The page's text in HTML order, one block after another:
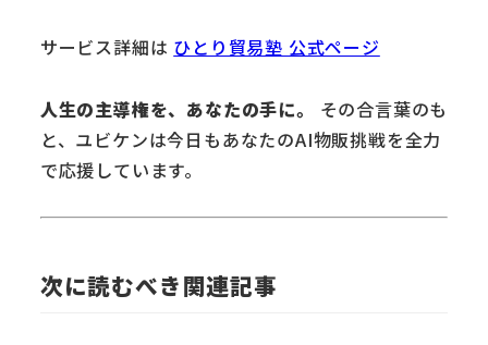
サービス詳細は ひとり貿易塾 公式ページ
人生の主導権を、あなたの手に。
その合言葉のも
と、ユビケンは今日もあなたのAI物販挑戦を全力
で応援しています。
次に読むべき関連記事